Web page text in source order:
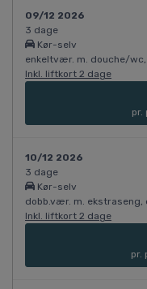
09/12 2026
3 dage
Kør-selv
enkeltvær. m. douche/
Inkl. liftkort 2 dage
pr.
10/12 2026
3 dage
Kør-selv
dobb.vær. m.
Inkl. liftkort 2 dage
pr.